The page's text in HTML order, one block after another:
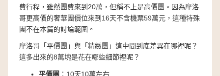
費行程，雖然團費來到20萬，但稱不上是高價團。因為摩洛
哥更高價的奢華團價位來到16天不含機票59萬元，這種特殊
團不在本篇的討論範圍。
摩洛哥「平價團」與「精緻團」這中間到底差異在哪裡呢？
這多出來的8萬塊是花在哪些細節裡呢？
平價團 ：10天10萬左右